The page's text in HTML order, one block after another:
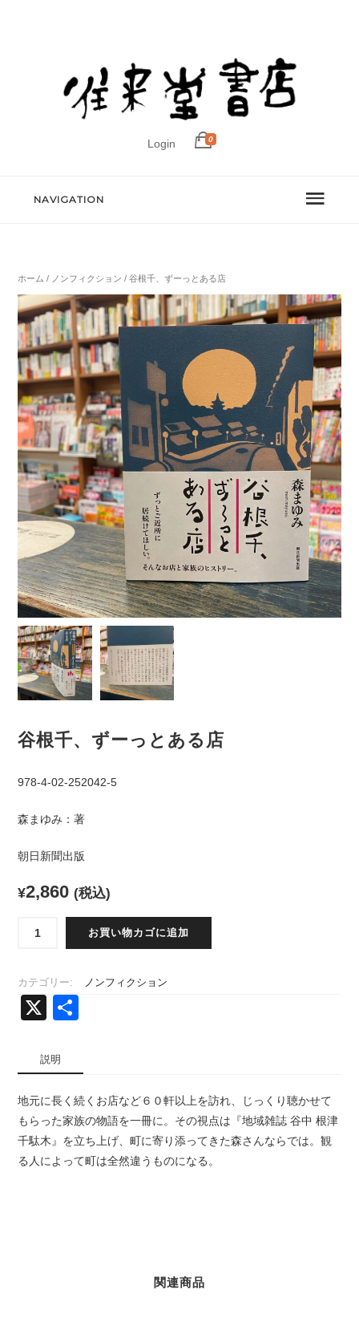
Login 0
NAVIGATION
ホーム / ノンフィクション / 谷根千、ずーっとある店
谷根千、ずーっとある店
978-4-02-252042-5
森まゆみ：著
朝日新聞出版
¥2,860 (税込)
ー
っ
と
店
個
お買い物カゴに追加
カテゴリー: ノンフィクション
X
説明
地元に長く続くお店など６０軒以上を訪れ、じっくり聴かせて
もらった家族の物語を一冊に。その視点は『地域雑誌 谷中 根津
千駄木』を立ち上げ、町に寄り添ってきた森さんならでは。観
る人によって町は全然違うものになる。
関連商品